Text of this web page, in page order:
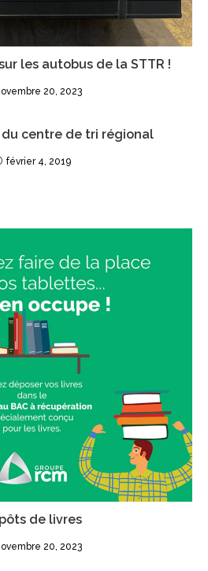
les autobus de la STTR !
20, 2023
centre de tri régional
février 4, 2019
de livres
20, 2023